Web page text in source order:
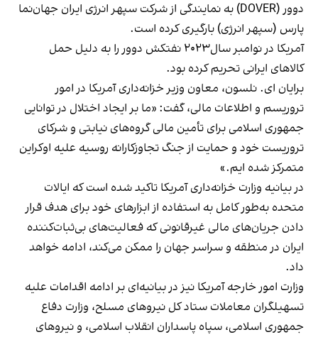
دوور (DOVER) به نمایندگی از شرکت سپهر انرژی ایران جهان‌نما
پارس (سپهر انرژی) بارگیری کرده است.
آمریکا در نوامبر سال۲۰۲۳ نفتکش دوور را به دلیل حمل
کالاهای ایرانی تحریم کرده بود.
برایان ای. نلسون، معاون وزیر خزانه‌داری آمریکا در امور
تروریسم و ​​اطلاعات مالی، گفت: «ما بر ایجاد اختلال در توانایی
جمهوری اسلامی برای تأمین مالی گروه‌های نیابتی و شرکای
تروریست خود و حمایت از جنگ تجاوزکارانه روسیه علیه اوکراین
متمرکز شده ایم.»
در بیانیه وزارت خزانه‌داری آمریکا تاکید شده است که ایالات
متحده به‌طور کامل به استفاده از ابزارهای خود برای هدف قرار
دادن جریان‌های مالی غیرقانونی که فعالیت‌های بی‌ثبات‌کننده
ایران در منطقه و سراسر جهان را ممکن می‌کند، ادامه خواهد
داد.
وزارت امور خارجه آمریکا نیز در بیانیه‌ای بر ادامه اقدامات علیه
تسهیلگران معاملات ستاد کل نیروهای مسلح، وزارت دفاع
جمهوری اسلامی، سپاه پاسداران انقلاب اسلامی، و نیروهای